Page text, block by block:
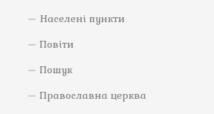
Населені пункти
Повіти
Пошук
Православна церква